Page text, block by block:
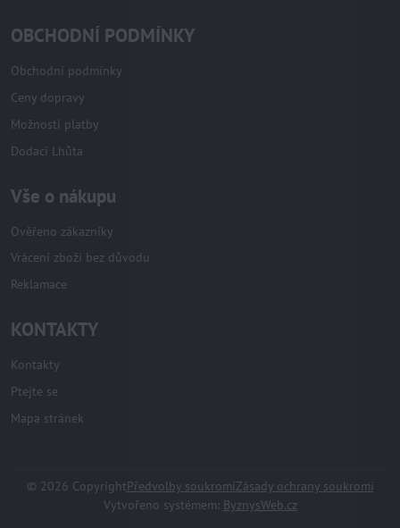
OBCHODNÍ PODMÍNKY
Obchodní podmínky
Ceny dopravy
Možnosti platby
Dodací Lhůta
Vše o nákupu
Ověřeno zákazníky
Vrácení zboží bez důvodu
Reklamace
KONTAKTY
Kontakty
Ptejte se
Mapa stránek
© 2026 CopyrightPředvolby soukromíZásady ochrany soukromí
Vytvořeno systémem: ByznysWeb.cz